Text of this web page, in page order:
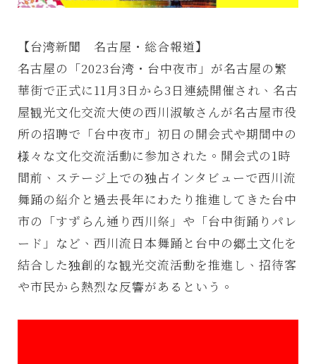
【台湾新聞 名古屋・総合報道】
名古屋の「2023台湾・台中夜市」が名古屋の繁
華街で正式に11月3日から3日連続開催され、名古
屋観光文化交流大使の西川淑敏さんが名古屋市役
所の招聘で「台中夜市」初日の開会式や期間中の
様々な文化交流活動に参加された。開会式の1時
間前、ステージ上での独占インタビューで西川流
舞踊の紹介と過去長年にわたり推進してきた台中
市の「すずらん通り西川祭」や「台中街踊りパレ
ード」など、西川流日本舞踊と台中の郷土文化を
結合した独創的な観光交流活動を推進し、招待客
や市民から熱烈な反響があるという。